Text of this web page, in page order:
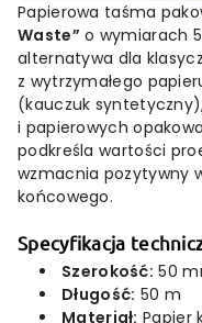
Papierowa taśma
Waste” o wymiarach
alternatywa dla
z wytrzymałego
(kauczuk
i papierowych
podkreśla wartości
wzmacnia pozytywny
końcowego.
Specyfikacja
Szerokość: 50
Długość: 50 m
Materiał: Papier